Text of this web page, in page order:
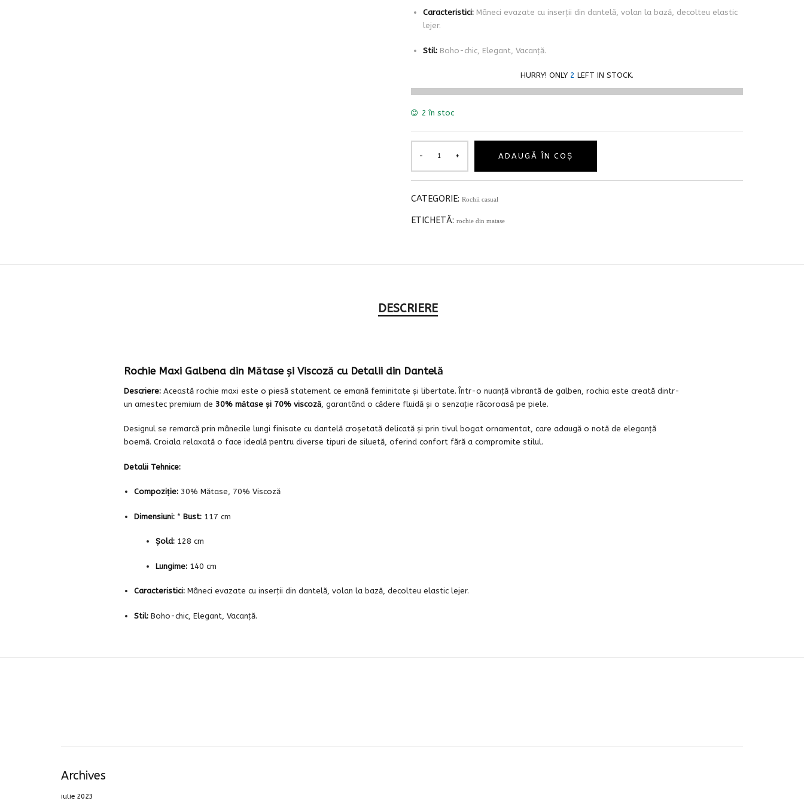
Caracteristici:Mâneci evazate cu inserții din dantelă, volan la bază, decolteu elastic
lejer.
Stil:Boho-chic, Elegant, Vacanță.
HURRY! ONLY 2 LEFT IN STOCK.
2 în stoc
ADAUGĂ ÎN COȘ
CATEGORIE: Rochii casual
ETICHETĂ: rochie din matase
DESCRIERE
Rochie Maxi Galbena din Mătase și Viscoză cu Detalii din Dantelă
Descriere: Această rochie maxi este o piesă statement ce emană feminitate și libertate. Într-o nuanță vibrantă de galben, rochia este creată dintr-
un amestec premium de 30% mătase și 70% viscoză , garantând o cădere fluidă și o senzație răcoroasă pe piele.
Designul se remarcă prin mânecile lungi finisate cu dantelă croșetată delicată și prin tivul bogat ornamentat, care adaugă o notă de eleganță
boemă. Croiala relaxată o face ideală pentru diverse tipuri de siluetă, oferind confort fără a compromite stilul.
Detalii Tehnice:
Compoziție:30% Mătase, 70% Viscoză
Dimensiuni:* Bust:117 cm
Șold: 128 cm
Lungime: 140 cm
Caracteristici:Mâneci evazate cu inserții din dantelă, volan la bază, decolteu elastic lejer.
Stil:Boho-chic, Elegant, Vacanță.
Archives
iulie 2023